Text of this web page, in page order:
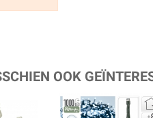
OOK